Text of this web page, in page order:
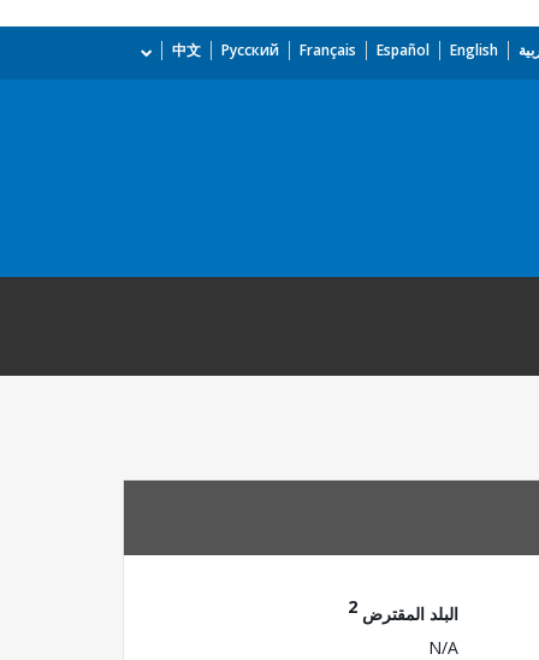
English
Español
Français
Русский
中文
البلد المقترض 2
N/A